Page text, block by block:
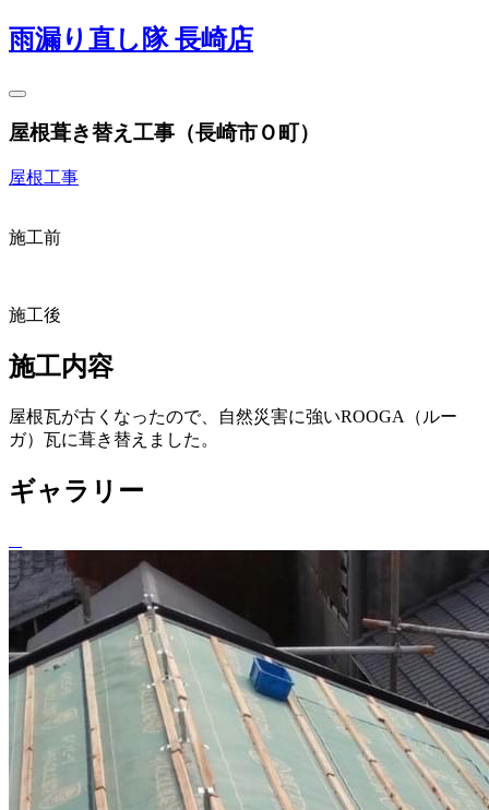
雨漏り直し隊 長崎店
屋根葺き替え工事（長崎市Ｏ町）
屋根工事
施工前
施工後
施工内容
屋根瓦が古くなったので、自然災害に強いROOGA（ルー
ガ）瓦に葺き替えました。
ギャラリー